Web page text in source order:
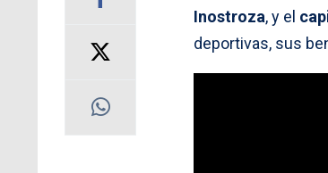
Inostroza, y el
deportivas, sus